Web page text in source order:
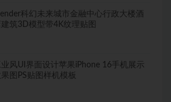
科幻未来城市金融中心行政大楼酒
建筑3D模型带4K纹理贴图
业风UI界面设计苹果iPhone 16手机展示
果图PS贴图样机模板